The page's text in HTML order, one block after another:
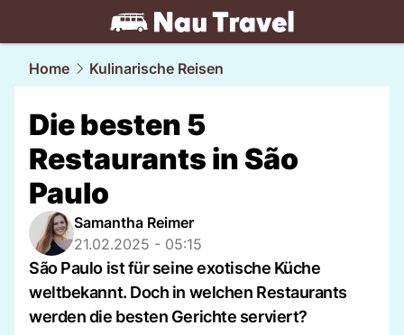
travel.NAU.ch
Home Kulinarische Reisen
Die besten 5
Restaurants in São
Paulo
Samantha Reimer
21.02.2025 - 05:15
São Paulo ist für seine exotische Küche
weltbekannt. Doch in welchen Restaurants
werden die besten Gerichte serviert?